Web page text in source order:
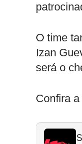
O time
Izan
será o
Confira